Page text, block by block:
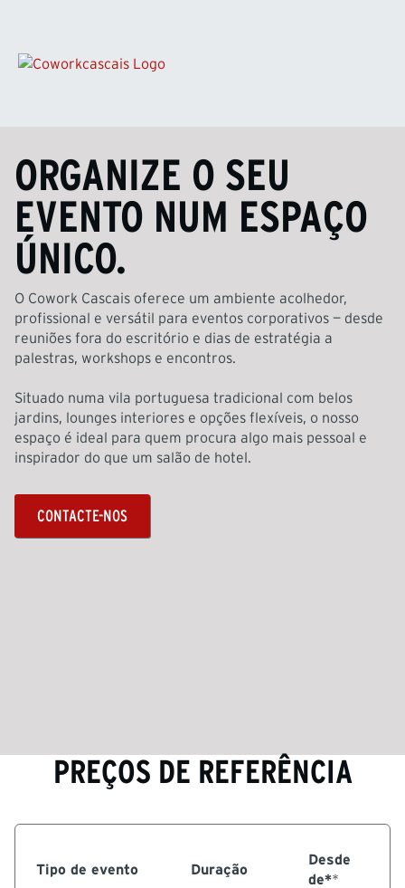
ORGANIZE O SEU
EVENTO NUM ESPAÇO
ÚNICO.
O Cowork Cascais oferece um ambiente acolhedor,
profissional e versátil para eventos corporativos — desde
reuniões fora do escritório e dias de estratégia a
palestras, workshops e encontros.
Situado numa vila portuguesa tradicional com belos
jardins, lounges interiores e opções flexíveis, o nosso
espaço é ideal para quem procura algo mais pessoal e
inspirador do que um salão de hotel.
CONTACTE-NOS
PREÇOS DE REFERÊNCIA
Tipo de evento Duração
Desde
de**